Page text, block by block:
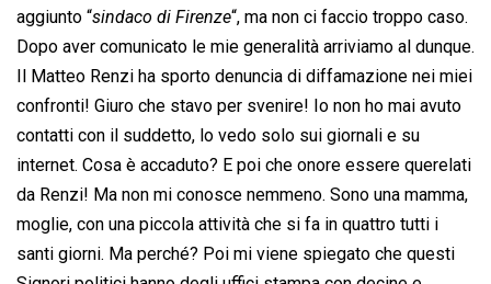
aggiunto “sindaco di Firenze“, ma non ci faccio troppo caso.
Dopo aver comunicato le mie generalità arriviamo al dunque.
Il Matteo Renzi ha sporto denuncia di diffamazione nei miei
confronti! Giuro che stavo per svenire! Io non ho mai avuto
contatti con il suddetto, lo vedo solo sui giornali e su
internet. Cosa è accaduto? E poi che onore essere querelati
da Renzi! Ma non mi conosce nemmeno. Sono una mamma,
moglie, con una piccola attività che si fa in quattro tutti i
santi giorni. Ma perché? Poi mi viene spiegato che questi